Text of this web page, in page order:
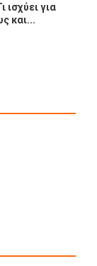
ισχύει για
και...